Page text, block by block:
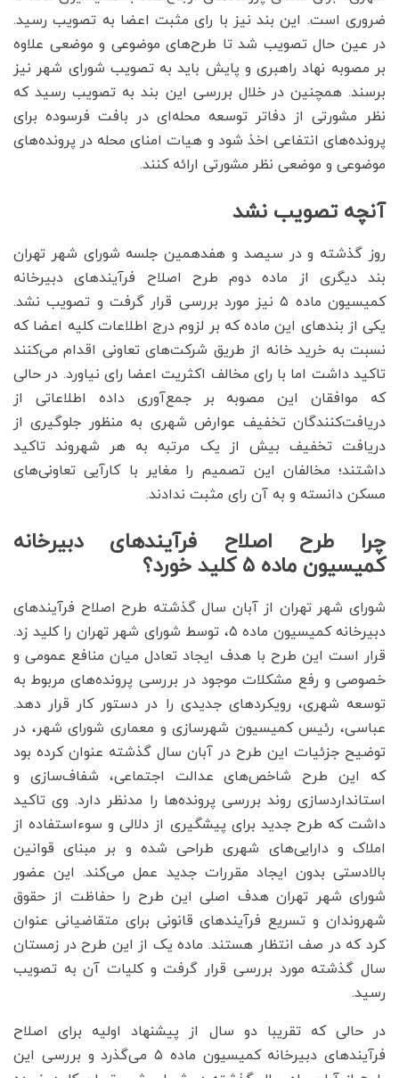
ضروری است. این بند نیز با رای مثبت اعضا به تصویب رسید.
در عین حال تصویب شد تا طرح‌‌‌های موضوعی و موضعی علاوه
بر مصوبه نهاد راهبری و پایش باید به تصویب شورای شهر نیز
برسند. همچنین در خلال بررسی این بند به تصویب رسید که
نظر مشورتی از دفاتر توسعه محله‌‌‌ای در بافت فرسوده برای
پرونده‌‌‌های انتفاعی اخذ شود و هیات امنای محله در پرونده‌‌‌های
موضوعی و موضعی نظر مشورتی ارائه کنند.
آنچه تصویب نشد
روز گذشته و در سیصد و هفدهمین جلسه شورای شهر تهران
بند دیگری از ماده دوم طرح اصلاح فرآیندهای دبیرخانه
کمیسیون ماده ۵ نیز مورد بررسی قرار گرفت و تصویب نشد.
یکی از بندهای این ماده که بر لزوم درج اطلاعات کلیه اعضا که
نسبت به خرید خانه از طریق شرکت‌های تعاونی اقدام می‌کنند
تاکید داشت اما با رای مخالف اکثریت اعضا رای نیاورد. در حالی
که موافقان این مصوبه بر جمع‌‌‌آوری داده اطلاعاتی از
دریافت‌‌‌کنندگان تخفیف عوارض شهری به منظور جلوگیری از
دریافت تخفیف بیش از یک مرتبه به هر شهروند تاکید
داشتند؛ مخالفان این تصمیم را مغایر با کارآیی تعاونی‌‌‌های
مسکن دانسته و به آن رای مثبت ندادند.
چرا طرح اصلاح فرآیندهای دبیرخانه
کمیسیون ماده ۵ کلید خورد؟
شورای شهر تهران از آبان سال گذشته طرح اصلاح فرآیندهای
دبیرخانه کمیسیون ماده ۵، توسط شورای شهر تهران را کلید زد.
قرار است این طرح با هدف ایجاد تعادل میان منافع عمومی و
خصوصی و رفع مشکلات موجود در بررسی پرونده‌‌‌های مربوط به
توسعه شهری، رویکردهای جدیدی را در دستور کار قرار دهد.
عباسی، رئیس کمیسیون شهرسازی و معماری شورای شهر، در
توضیح جزئیات این طرح در آبان سال گذشته عنوان کرده بود
که این طرح شاخص‌‌‌های عدالت اجتماعی، شفاف‌‌‌سازی و
استانداردسازی روند بررسی پرونده‌‌‌ها را مدنظر دارد. وی تاکید
داشت که طرح جدید برای پیشگیری از دلالی و سوءاستفاده از
املاک و دارایی‌‌‌های شهری طراحی شده و بر مبنای قوانین
بالادستی بدون ایجاد مقررات جدید عمل می‌کند. این عضور
شورای شهر تهران هدف اصلی این طرح را حفاظت از حقوق
شهروندان و تسریع فرآیندهای قانونی برای متقاضیانی عنوان
کرد که در صف انتظار هستند. ماده یک از این طرح در زمستان
سال گذشته مورد بررسی قرار گرفت و کلیات آن به تصویب
رسید.
در حالی که تقریبا دو سال از پیشنهاد اولیه برای اصلاح
فرآیندهای دبیرخانه کمیسیون ماده ۵ می‌‌‌گذرد و بررسی این